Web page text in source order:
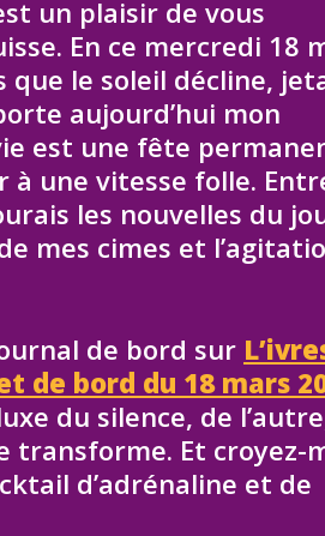
un plaisir de vous
En ce mercredi 18
que le soleil décline,
aujourd’hui mon
est une fête
à une vitesse folle.
les nouvelles du
mes cimes et
de bord sur
de bord du 18 mars
du silence, de
transforme. Et croyez-
d’adrénaline et de